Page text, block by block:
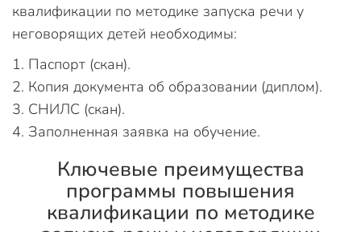
квалификации по методике запуска речи у
неговорящих детей необходимы:
Паспорт (скан).
Копия документа об образовании (диплом).
СНИЛС (скан).
Заполненная заявка на обучение.
Ключевые преимущества
программы повышения
квалификации по методике